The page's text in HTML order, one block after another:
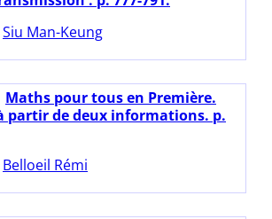
Siu Man-Keung
Maths pour tous en Première.
partir de deux informations. p.
Belloeil Rémi